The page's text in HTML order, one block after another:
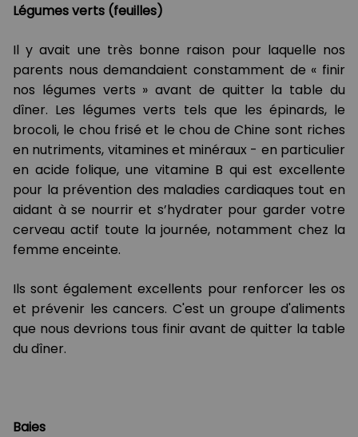
Légumes verts (feuilles)
Il y avait une très bonne raison pour laquelle nos
parents nous demandaient constamment de « finir
nos légumes verts » avant de quitter la table du
dîner. Les légumes verts tels que les épinards, le
brocoli, le chou frisé et le chou de Chine sont riches
en nutriments, vitamines et minéraux - en particulier
en acide folique, une vitamine B qui est excellente
pour la prévention des maladies cardiaques tout en
aidant à se nourrir et s’hydrater pour garder votre
cerveau actif toute la journée, notamment chez la
femme enceinte.
Ils sont également excellents pour renforcer les os
et prévenir les cancers. C'est un groupe d'aliments
que nous devrions tous finir avant de quitter la table
du dîner.
Baies